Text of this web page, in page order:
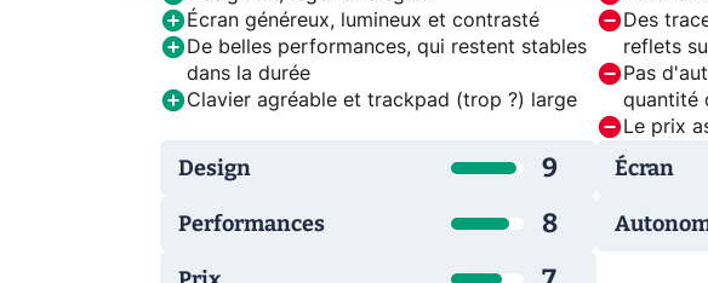
Écran généreux, lumineux et contrasté
De belles performances, qui restent stables
dans la durée
Clavier agréable et trackpad (trop ?) large
Des
reflets
Pas
quantité
Le prix
Design 9
Performances 8
Écran